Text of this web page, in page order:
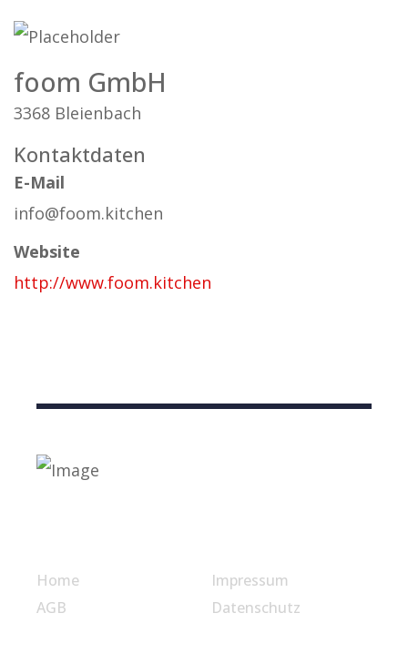
foom GmbH
3368 Bleienbach
Kontaktdaten
E-Mail
info@foom.kitchen
Website
http://www.foom.kitchen
Home
AGB
Impressum
Datenschutz